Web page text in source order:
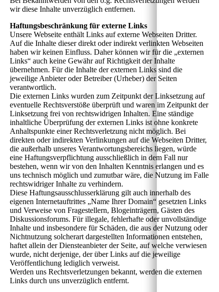
wir diese Inhalte unverzüglich entfernen.
Haftungsbeschränkung für externe Links
Unsere Webseite enthält Links auf externe Webseiten Dritter.
Auf die Inhalte dieser direkt oder indirekt verlinkten Webseiten
haben wir keinen Einfluss. Daher können wir für die „externen
Links“ auch keine Gewähr auf Richtigkeit der Inhalte
übernehmen. Für die Inhalte der externen Links sind die
jeweilige Anbieter oder Betreiber (Urheber) der Seiten
verantwortlich.
Die externen Links wurden zum Zeitpunkt der Linksetzung auf
eventuelle Rechtsverstöße überprüft und waren im Zeitpunkt der
Linksetzung frei von rechtswidrigen Inhalten. Eine ständige
inhaltliche Überprüfung der externen Links ist ohne konkrete
Anhaltspunkte einer Rechtsverletzung nicht möglich. Bei
direkten oder indirekten Verlinkungen auf die Webseiten Dritter,
die außerhalb unseres Verantwortungsbereichs liegen, würde
eine Haftungsverpflichtung ausschließlich in dem Fall nur
bestehen, wenn wir von den Inhalten Kenntnis erlangen und es
uns technisch möglich und zumutbar wäre, die Nutzung im Falle
rechtswidriger Inhalte zu verhindern.
Diese Haftungsausschlusserklärung gilt auch innerhalb des
eigenen Internetauftrittes „Name Ihrer Domain“ gesetzten Links
und Verweise von Fragestellern, Blogeinträgern, Gästen des
Diskussionsforums. Für illegale, fehlerhafte oder unvollständige
Inhalte und insbesondere für Schäden, die aus der Nutzung oder
Nichtnutzung solcherart dargestellten Informationen entstehen,
haftet allein der Diensteanbieter der Seite, auf welche verwiesen
wurde, nicht derjenige, der über Links auf die jeweilige
Veröffentlichung lediglich verweist.
Werden uns Rechtsverletzungen bekannt, werden die externen
Links durch uns unverzüglich entfernt.